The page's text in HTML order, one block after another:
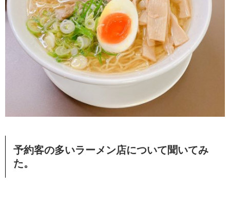
予約客の多いラーメン店について聞いてみ
た。